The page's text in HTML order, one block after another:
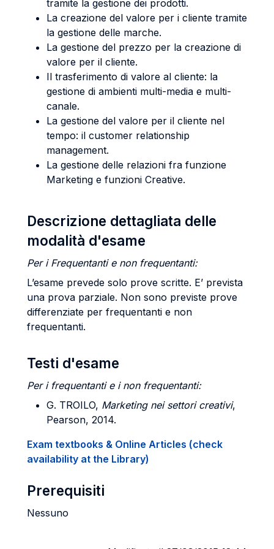
tramite la gestione dei prodotti.
La creazione del valore per i cliente tramite
la gestione delle marche.
La gestione del prezzo per la creazione di
valore per il cliente.
Il trasferimento di valore al cliente: la
gestione di ambienti multi-media e multi-
canale.
La gestione del valore per il cliente nel
tempo: il customer relationship
management.
La gestione delle relazioni fra funzione
Marketing e funzioni Creative.
Descrizione dettagliata delle
modalità d'esame
Per i Frequentanti e non frequentanti:
L’esame prevede solo prove scritte. E’ prevista
una prova parziale. Non sono previste prove
differenziate per frequentanti e non
frequentanti.
Testi d'esame
Per i frequentanti e i non frequentanti:
G. TROILO, Marketing nei settori creativi,
Pearson, 2014.
Exam textbooks & Online Articles (check
availability at the Library)
Prerequisiti
Nessuno